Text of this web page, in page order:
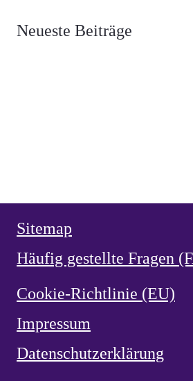
Neueste Beiträge
BETRACHTUNGEN MESCHLER
Sitemap
Häufig gestellte Fragen
Cookie-Richtlinie (EU)
Impressum
Datenschutzerklärung